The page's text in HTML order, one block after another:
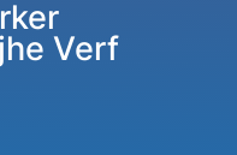
Verf